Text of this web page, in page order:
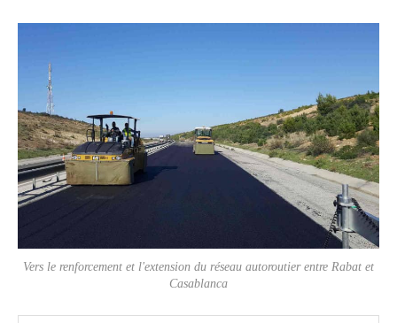
Vers le renforcement et l'extension du réseau autoroutier entre Rabat et
Casablanca